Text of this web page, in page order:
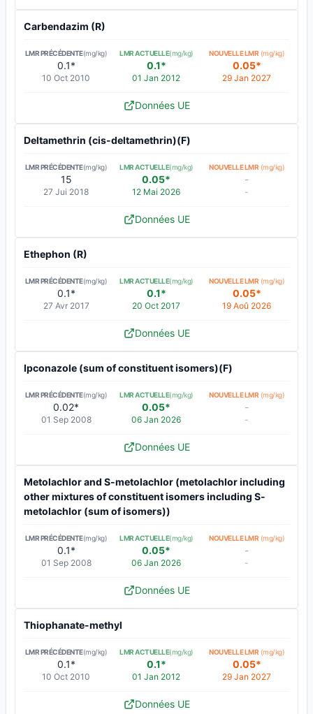
Carbendazim (R)
LMR PRÉCÉDENTE(mg/kg)
0.1*
10 Oct 2010
LMR ACTUELLE(mg/kg)
0.1*
01 Jan 2012
NOUVELLE LMR (mg/kg)
0.05*
29 Jan 2027
Données UE
Deltamethrin (cis-deltamethrin)(F)
LMR PRÉCÉDENTE(mg/kg)
15
27 Jui 2018
LMR ACTUELLE(mg/kg)
0.05*
12 Mai 2026
NOUVELLE LMR (mg/kg)
-
-
Données UE
Ethephon (R)
LMR PRÉCÉDENTE(mg/kg)
0.1*
27 Avr 2017
LMR ACTUELLE(mg/kg)
0.1*
20 Oct 2017
NOUVELLE LMR (mg/kg)
0.05*
19 Aoû 2026
Données UE
Ipconazole (sum of constituent isomers)(F)
LMR PRÉCÉDENTE(mg/kg)
0.02*
01 Sep 2008
LMR ACTUELLE(mg/kg)
0.05*
06 Jan 2026
NOUVELLE LMR (mg/kg)
-
-
Données UE
Metolachlor and S-metolachlor (metolachlor including
other mixtures of constituent isomers including S-
metolachlor (sum of isomers))
LMR PRÉCÉDENTE(mg/kg)
0.1*
01 Sep 2008
LMR ACTUELLE(mg/kg)
0.05*
06 Jan 2026
NOUVELLE LMR (mg/kg)
-
-
Données UE
Thiophanate-methyl
LMR PRÉCÉDENTE(mg/kg)
0.1*
10 Oct 2010
LMR ACTUELLE(mg/kg)
0.1*
01 Jan 2012
NOUVELLE LMR (mg/kg)
0.05*
29 Jan 2027
Données UE